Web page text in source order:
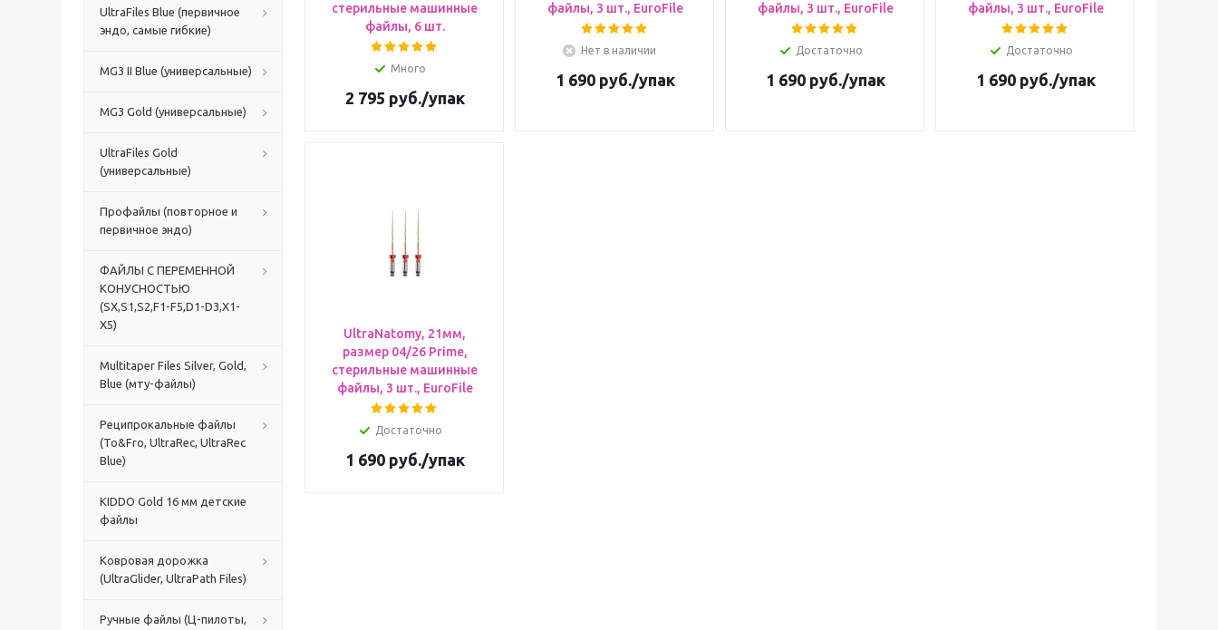
UltraFiles Blue (первичное
эндо, самые гибкие)
MG3 II Blue (универсальные)
MG3 Gold (универсальные)
UltraFiles Gold
(универсальные)
Профайлы (повторное и
первичное эндо)
ФАЙЛЫ С ПЕРЕМЕННОЙ
КОНУСНОСТЬЮ
(SX,S1,S2,F1-F5,D1-D3,X1-
X5)
Multitaper Files Silver, Gold,
Blue (мту-файлы)
Реципрокальные файлы
(To&Fro, UltraRec, UltraRec
Blue)
KIDDO Gold 16 мм детские
файлы
Ковровая дорожка
(UltraGlider, UltraPath Files)
Ручные файлы (Ц-пилоты,
стерильные машинные
файлы, 6 шт.
Много
2 795 руб./упак
файлы, 3 шт., EuroFile
Нет в наличии
1 690руб./упак
файлы, 3 шт., EuroFile
Достаточно
1 690руб./упак
файлы, 3 шт., EuroFile
Достаточно
1 690руб./упак
UltraNatomy, 21мм,
размер 04/26 Prime,
стерильные машинные
файлы, 3 шт., EuroFile
Достаточно
1 690руб./упак